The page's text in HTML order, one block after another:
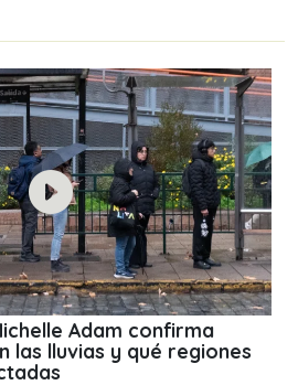
Adam confirma
las lluvias y qué regiones